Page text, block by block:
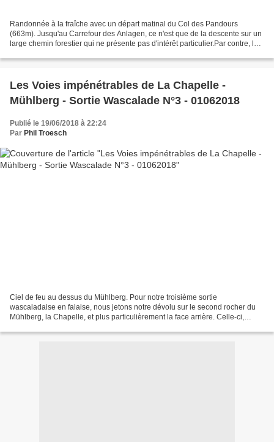
Randonnée à la fraîche avec un départ matinal du Col des Pandours
(663m). Jusqu'au Carrefour des Anlagen, ce n'est que de la descente sur un
large chemin forestier qui ne présente pas d'intérêt particulier.Par contre, la
Les Voies impénétrables de La Chapelle -
Mühlberg - Sortie Wascalade N°3 - 01062018
Publié le 19/06/2018 à 22:24
Par Phil Troesch
Ciel de feu au dessus du Mühlberg. Pour notre troisième sortie
wascaladaise en falaise, nous jetons notre dévolu sur le second rocher du
Mühlberg, la Chapelle, et plus particulièrement la face arrière. Celle-ci,